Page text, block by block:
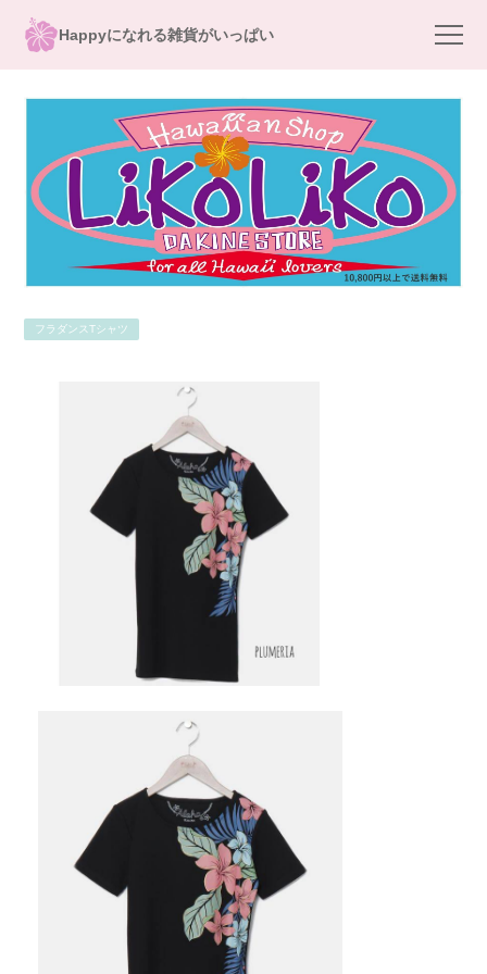
Happyになれる雑貨がいっぱい
フラダンスTシャツ